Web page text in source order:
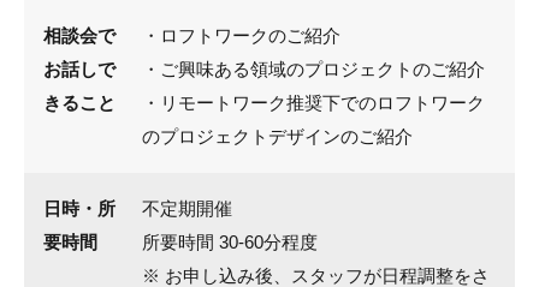
相談会で
お話しで
きること
・ロフトワークのご紹介
・ご興味ある領域のプロジェクトのご紹介
・リモートワーク推奨下でのロフトワーク
のプロジェクトデザインのご紹介
日時・所
要時間
不定期開催
所要時間 30-60分程度
※ お申し込み後、スタッフが日程調整をさ